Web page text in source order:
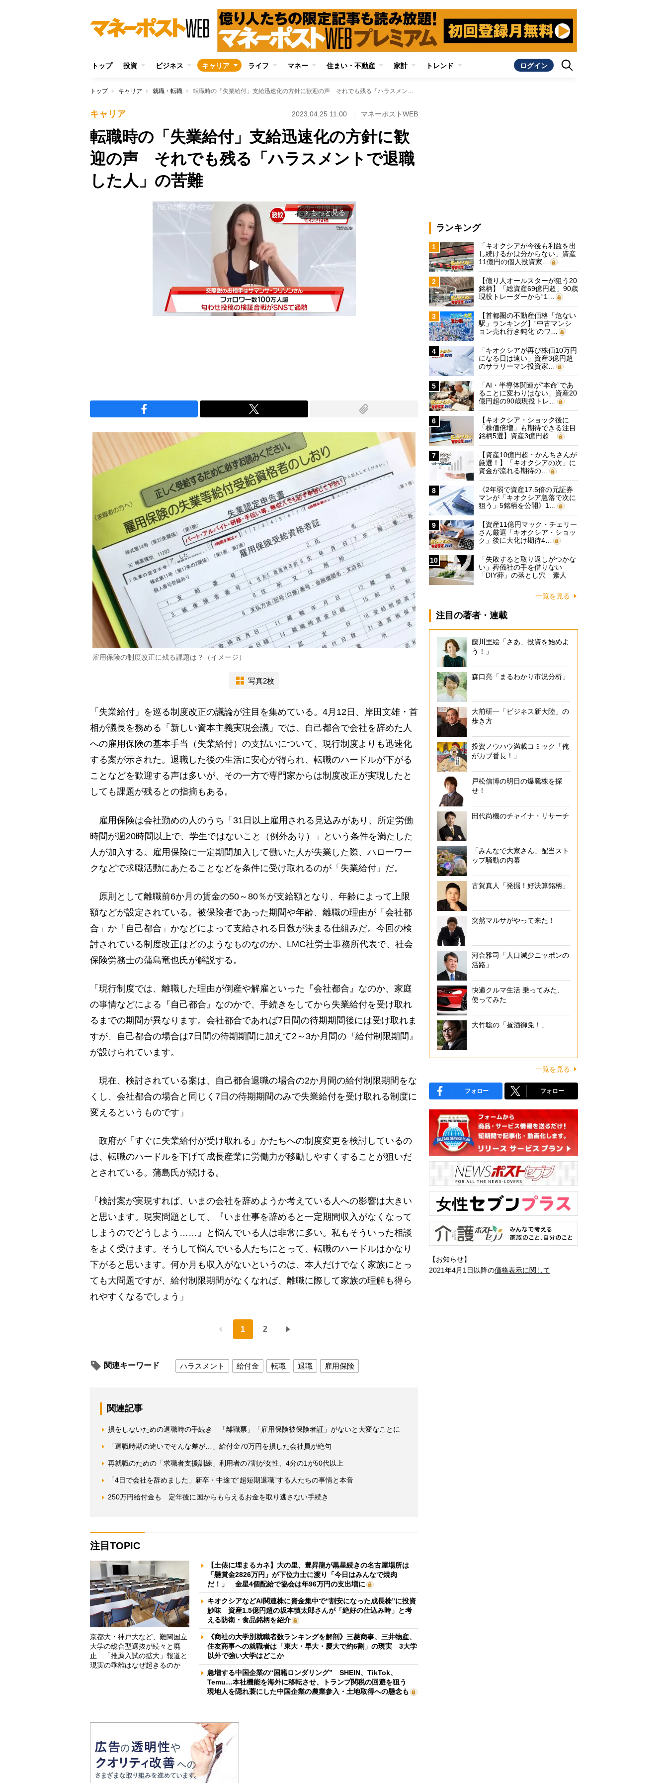
トップ 投資 ビジネス キャリア ライフ マネー 住まい・不動産 家計 トレンド ログイン
トップ キャリア 就職・転職 転職時の「失業給付」支給迅速化の方針に歓迎の声 それでも残る「ハラスメントで退職した人」の苦難
キャリア 2023.04.25 11:00 マネーポストWEB
転職時の「失業給付」支給迅速化の方針に歓
迎の声 それでも残る「ハラスメントで退職
した人」の苦難
arrow_forward_ios もっと見る
雇用保険の制度改正に残る課題は？（イメージ）
写真2枚
「失業給付」を巡る制度改正の議論が注目を集めている。4月12日、岸田文雄・首
相が議長を務める「新しい資本主義実現会議」では、自己都合で会社を辞めた人
への雇用保険の基本手当（失業給付）の支払いについて、現行制度よりも迅速化
する案が示された。退職した後の生活に安心が得られ、転職のハードルが下がる
ことなどを歓迎する声は多いが、その一方で専門家からは制度改正が実現したと
しても課題が残るとの指摘もある。
雇用保険は会社勤めの人のうち「31日以上雇用される見込みがあり、所定労働
時間が週20時間以上で、学生ではないこと（例外あり）」という条件を満たした
人が加入する。雇用保険に一定期間加入して働いた人が失業した際、ハローワー
クなどで求職活動にあたることなどを条件に受け取れるのが「失業給付」だ。
原則として離職前6か月の賃金の50～80％が支給額となり、年齢によって上限
額などが設定されている。被保険者であった期間や年齢、離職の理由が「会社都
合」か「自己都合」かなどによって支給される日数が決まる仕組みだ。今回の検
討されている制度改正はどのようなものなのか。LMC社労士事務所代表で、社会
保険労務士の蒲島竜也氏が解説する。
「現行制度では、離職した理由が倒産や解雇といった『会社都合』なのか、家庭
の事情などによる『自己都合』なのかで、手続きをしてから失業給付を受け取れ
るまでの期間が異なります。会社都合であれば7日間の待期期間後には受け取れま
すが、自己都合の場合は7日間の待期期間に加えて2～3か月間の『給付制限期間』
が設けられています。
現在、検討されている案は、自己都合退職の場合の2か月間の給付制限期間をな
くし、会社都合の場合と同じく7日の待期期間のみで失業給付を受け取れる制度に
変えるというものです」
政府が「すぐに失業給付が受け取れる」かたちへの制度変更を検討しているの
は、転職のハードルを下げて成長産業に労働力が移動しやすくすることが狙いだ
とされている。蒲島氏が続ける。
「検討案が実現すれば、いまの会社を辞めようか考えている人への影響は大きい
と思います。現実問題として、『いま仕事を辞めると一定期間収入がなくなって
しまうのでどうしよう……』と悩んでいる人は非常に多い。私もそういった相談
をよく受けます。そうして悩んでいる人たちにとって、転職のハードルはかなり
下がると思います。何か月も収入がないというのは、本人だけでなく家族にとっ
ても大問題ですが、給付制限期間がなくなれば、離職に際して家族の理解も得ら
れやすくなるでしょう」
1 2
関連キーワード ハラスメント 給付金 転職 退職 雇用保険
関連記事
損をしないための退職時の手続き 「離職票」「雇用保険被保険者証」がないと大変なことに
「退職時期の違いでそんな差が…」給付金70万円を損した会社員が絶句
再就職のための「求職者支援訓練」利用者の7割が女性、4分の1が50代以上
「4日で会社を辞めました」新卒・中途で“超短期退職”する人たちの事情と本音
250万円給付金も 定年後に国からもらえるお金を取り逃さない手続き
注目TOPIC
京都大・神戸大など、難関国立
大学の総合型選抜が続々と廃
止 「推薦入試の拡大」報道と
現実の乖離はなぜ起きるのか
【土俵に埋まるカネ】大の里、豊昇龍が黒星続きの名古屋場所は
「懸賞金2826万円」が下位力士に渡り「今日はみんなで焼肉
だ！」 金星4個配給で協会は年96万円の支出増に
キオクシアなどAI関連株に資金集中で“割安になった成長株”に投資
妙味 資産1.5億円超の坂本慎太郎さんが「絶好の仕込み時」と考
える防衛・食品銘柄を紹介
《商社の大学別就職者数ランキングを解剖》三菱商事、三井物産、
住友商事への就職者は「東大・早大・慶大で約6割」の現実 3大学
以外で強い大学はどこか
急増する中国企業の“国籍ロンダリング” SHEIN、TikTok、
Temu…本社機能を海外に移転させ、トランプ関税の回避を狙う
現地人を隠れ蓑にした中国企業の農業参入・土地取得への懸念も
ランキング
1
「キオクシアが今後も利益を出
し続けるかは分からない」資産
11億円の個人投資家…
2
【億り人オールスターが狙う20
銘柄】「総資産69億円超」90歳
現役トレーダーから“1…
3
【首都圏の不動産価格「危ない
駅」ランキング】“中古マンシ
ョン売れ行き鈍化”のワ…
4
「キオクシアが再び株価10万円
になる日は遠い」資産3億円超
のサラリーマン投資家…
5
「AI・半導体関連が“本命”であ
ることに変わりはない」資産20
億円超の90歳現役トレ…
6
【キオクシア・ショック後に
「株価倍増」も期待できる注目
銘柄5選】資産3億円超…
7
【資産10億円超・かんちさんが
厳選！】「キオクシアの次」に
資金が流れる期待の…
8
《2年弱で資産17.5倍の元証券
マンが「キオクシア急落で次に
狙う」5銘柄を公開》1…
9
【資産11億円マック・チェリー
さん厳選「キオクシア・ショッ
ク」後に大化け期待4…
10
「失敗すると取り返しがつかな
い」葬儀社の手を借りない
「DIY葬」の落とし穴 素人
一覧を見る
注目の著者・連載
藤川里絵「さあ、投資を始めよ
う！」
森口亮「まるわかり市況分析」
大前研一「ビジネス新大陸」の
歩き方
投資ノウハウ満載コミック「俺
がカブ番長！」
戸松信博の明日の爆騰株を探
せ！
田代尚機のチャイナ・リサーチ
「みんなで大家さん」配当スト
ップ騒動の内幕
古賀真人「発掘！好決算銘柄」
突然マルサがやって来た！
河合雅司「人口減少ニッポンの
活路」
快適クルマ生活 乗ってみた、
使ってみた
大竹聡の「昼酒御免！」
一覧を見る
フォロー フォロー
【お知らせ】
2021年4月1日以降の価格表示に関して